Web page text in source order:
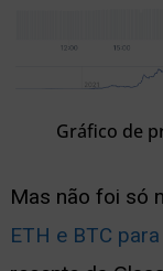
Gráfico de
Mas não foi só
ETH e BTC